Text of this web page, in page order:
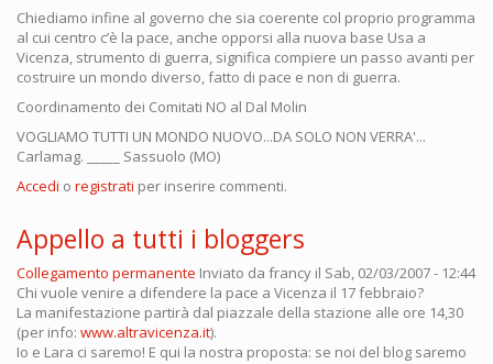
Chiediamo infine al governo che sia coerente col proprio programma
al cui centro c’è la pace, anche opporsi alla nuova base Usa a
Vicenza, strumento di guerra, significa compiere un passo avanti per
costruire un mondo diverso, fatto di pace e non di guerra.
Coordinamento dei Comitati NO al Dal Molin
VOGLIAMO TUTTI UN MONDO NUOVO...DA SOLO NON VERRA'...
Carlamag. _____ Sassuolo (MO)
Accedi o registrati per inserire commenti.
Appello a tutti i bloggers
Collegamento permanente Inviato da francy il Sab, 02/03/2007 - 12:44
Chi vuole venire a difendere la pace a Vicenza il 17 febbraio?
La manifestazione partirà dal piazzale della stazione alle ore 14,30
(per info: www.altravicenza.it).
Io e Lara ci saremo! E qui la nostra proposta: se noi del blog saremo